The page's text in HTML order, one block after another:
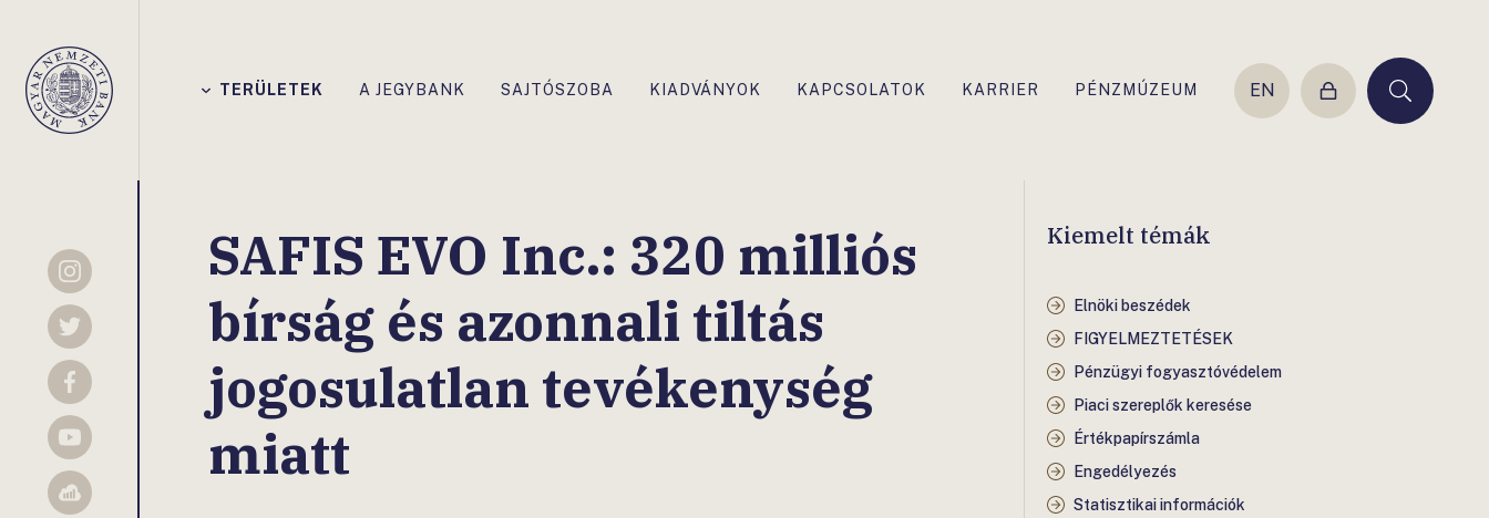
Magyar
Nemzeti
TERÜLETEK A JEGYBANK SAJTÓSZOBA KIADVÁNYOK KAPCSOLATOK KARRIER PÉNZMÚZEUM EN
Belépés Keresés
Instagram
Twitter
Facebook
YouTube
Sellsy
SAFIS EVO Inc.: 320 milliós
bírság és azonnali tiltás
jogosulatlan tevékenység
miatt
Kiemelt témák
Elnöki beszédek
FIGYELMEZTETÉSEK
Pénzügyi fogyasztóvédelem
Piaci szereplők keresése
Értékpapírszámla
Engedélyezés
Statisztikai információk